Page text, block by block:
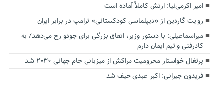
امیر اکرمی‌نیا: ارتش کاملاً آماده است
روایت گاردین از «دیپلماسی کودکستانی» ترامپ در برابر ایران
میراسماعیلی: با دستور وزیر، اتفاق بزرگی برای جودو رخ می‌دهد/ به
کادرفنی و تیم ایمان دارم
پرتغال خواستار محرومیت مراکش از میزبانی جام جهانی ۲۰۳۰ شد
فریدون جیرانی: اکبر عبدی حیف شد